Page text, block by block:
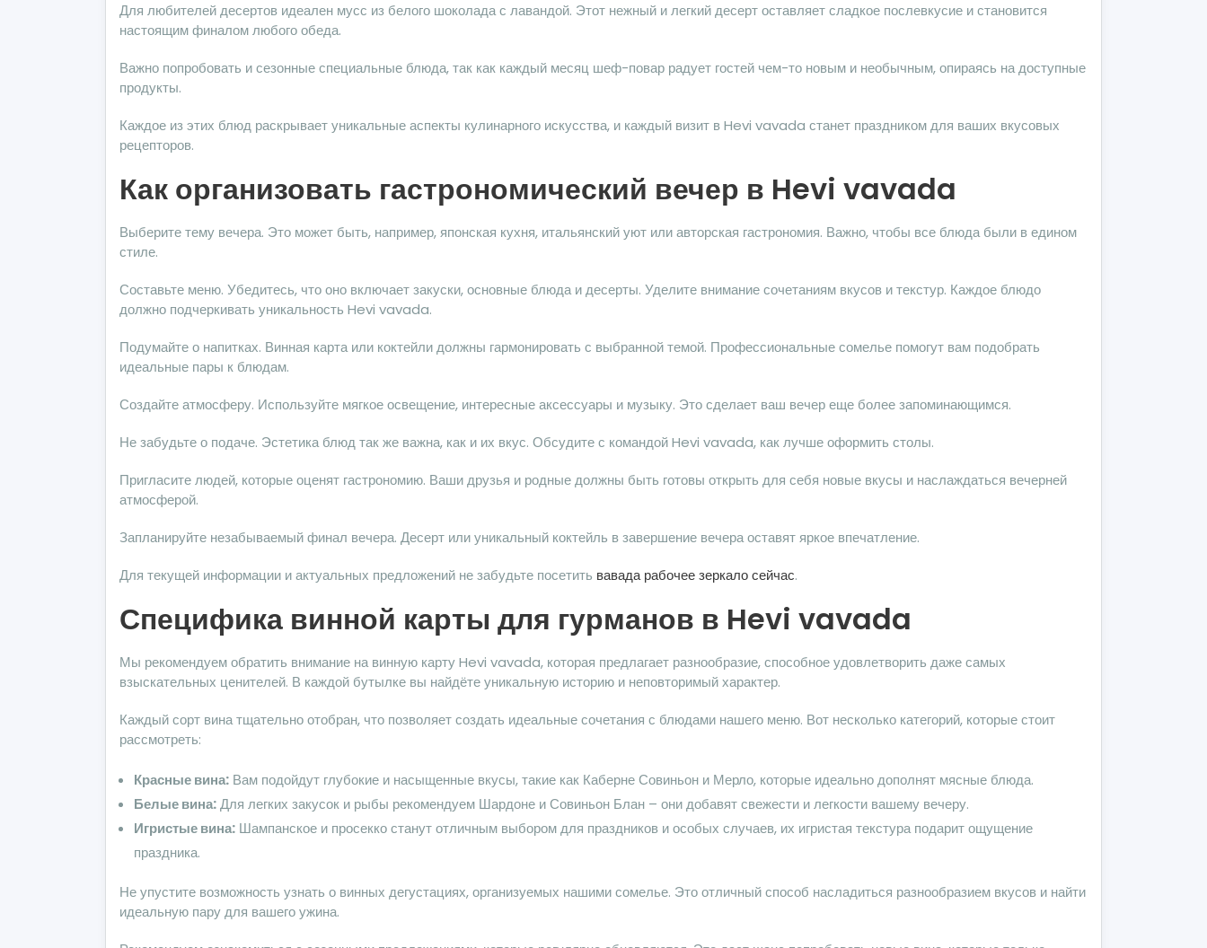
Для любителей десертов идеален мусс из белого шоколада с лавандой. Этот нежный и легкий десерт оставляет сладкое послевкусие и становится
настоящим финалом любого обеда.
Важно попробовать и сезонные специальные блюда, так как каждый месяц шеф-повар радует гостей чем-то новым и необычным, опираясь на доступные
продукты.
Каждое из этих блюд раскрывает уникальные аспекты кулинарного искусства, и каждый визит в Hevi vavada станет праздником для ваших вкусовых
рецепторов.
Как организовать гастрономический вечер в Hevi vavada
Выберите тему вечера. Это может быть, например, японская кухня, итальянский уют или авторская гастрономия. Важно, чтобы все блюда были в едином
стиле.
Составьте меню. Убедитесь, что оно включает закуски, основные блюда и десерты. Уделите внимание сочетаниям вкусов и текстур. Каждое блюдо
должно подчеркивать уникальность Hevi vavada.
Подумайте о напитках. Винная карта или коктейли должны гармонировать с выбранной темой. Профессиональные сомелье помогут вам подобрать
идеальные пары к блюдам.
Создайте атмосферу. Используйте мягкое освещение, интересные аксессуары и музыку. Это сделает ваш вечер еще более запоминающимся.
Не забудьте о подаче. Эстетика блюд так же важна, как и их вкус. Обсудите с командой Hevi vavada, как лучше оформить столы.
Пригласите людей, которые оценят гастрономию. Ваши друзья и родные должны быть готовы открыть для себя новые вкусы и наслаждаться вечерней
атмосферой.
Запланируйте незабываемый финал вечера. Десерт или уникальный коктейль в завершение вечера оставят яркое впечатление.
Для текущей информации и актуальных предложений не забудьте посетить вавада рабочее зеркало сейчас.
Специфика винной карты для гурманов в Hevi vavada
Мы рекомендуем обратить внимание на винную карту Hevi vavada, которая предлагает разнообразие, способное удовлетворить даже самых
взыскательных ценителей. В каждой бутылке вы найдёте уникальную историю и неповторимый характер.
Каждый сорт вина тщательно отобран, что позволяет создать идеальные сочетания с блюдами нашего меню. Вот несколько категорий, которые стоит
рассмотреть:
Красные вина: Вам подойдут глубокие и насыщенные вкусы, такие как Каберне Совиньон и Мерло, которые идеально дополнят мясные блюда.
Белые вина:Для легких закусок и рыбы рекомендуем Шардоне и Совиньон Блан – они добавят свежести и легкости вашему вечеру.
Игристые вина: Шампанское и просекко станут отличным выбором для праздников и особых случаев, их игристая текстура подарит ощущение
праздника.
Не упустите возможность узнать о винных дегустациях, организуемых нашими сомелье. Это отличный способ насладиться разнообразием вкусов и найти
идеальную пару для вашего ужина.